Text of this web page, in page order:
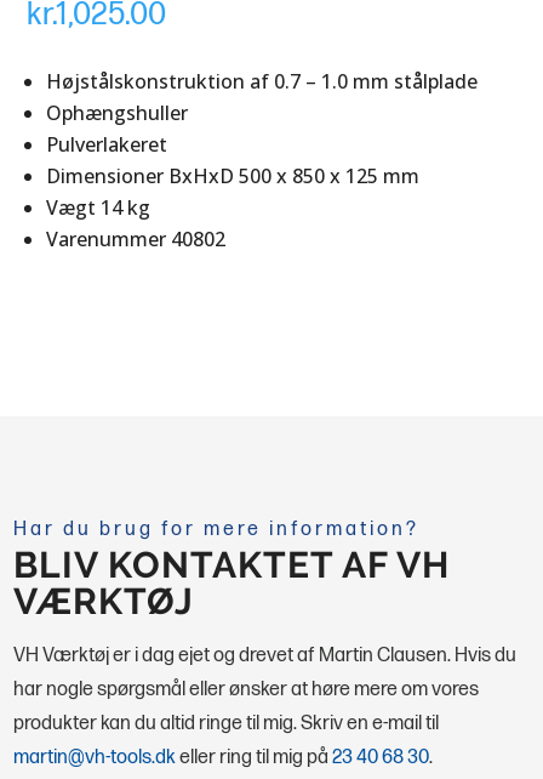
kr.1,025.00
Højstålskonstruktion af 0.7 – 1.0 mm stålplade
Ophængshuller
Pulverlakeret
Dimensioner BxHxD 500 x 850 x 125 mm
Vægt 14 kg
Varenummer 40802
Har du brug for mere information?
BLIV KONTAKTET AF VH
VÆRKTØJ
VH Værktøj er i dag ejet og drevet af Martin Clausen. Hvis du
har nogle spørgsmål eller ønsker at høre mere om vores
produkter kan du altid ringe til mig.Skriv en e-mail til
martin@vh-tools.dkeller ring til mig på23 40 68 30.